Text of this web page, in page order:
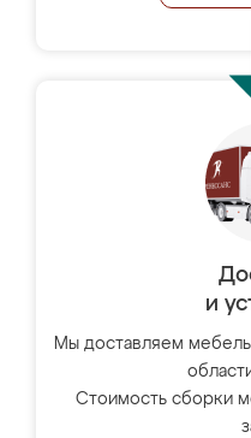
и
Мы доставляем
Стоимость сборки